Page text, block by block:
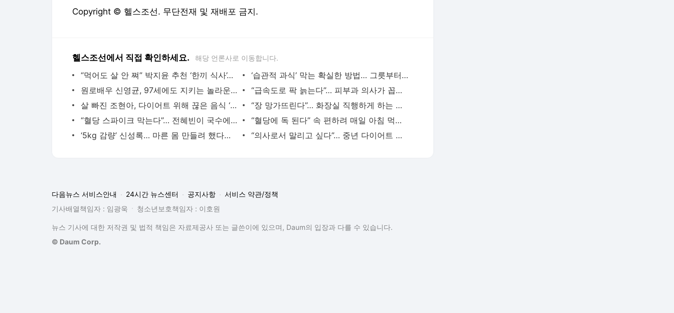
Copyright © 헬스조선. 무단전재 및 재배포 금지.
헬스조선에서 직접 확인하세요. 해당 언론사로 이동합니다.
“먹어도 살 안 쪄” 박지윤 추천 ‘한끼 식사’… 뭔지 봤더니?
‘습관적 과식’ 막는 확실한 방법… 그릇부터 바꿔라, 뭘로?
원로배우 신영균, 97세에도 지키는 놀라운 자기 관리법… 뭔지 보니?
“급속도로 팍 늙는다”… 피부과 의사가 꼽은 ‘뜻밖의 습관’은?
살 빠진 조현아, 다이어트 위해 끊은 음식 ‘한 가지’는?
“장 망가뜨린다”… 화장실 직행하게 하는 여름철 ‘위험 음식’ 3가지
“혈당 스파이크 막는다”… 전혜빈이 국수에 넣은 것, 뭐지?
“혈당에 독 된다” 속 편하려 매일 아침 먹었는데… 뭐지?
‘5kg 감량’ 신성록… 마른 몸 만들려 했다는 운동, 뭘까?
“의사로서 말리고 싶다”… 중년 다이어트 망치는 ‘뜻밖의 음식’은?
다음뉴스 서비스안내 24시간 뉴스센터 공지사항
서비스 약관/정책
기사배열책임자 : 임광욱
청소년보호책임자 : 이호원
뉴스 기사에 대한 저작권 및 법적 책임은 자료제공사 또는 글쓴이에 있으며, Daum의 입장과 다를 수 있습니다.
© Daum Corp.